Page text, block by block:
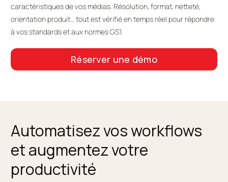
caractéristiques de vos médias. Résolution, format, netteté,
orientation produit… tout est vérifié en temps réel pour répondre
à vos standards et aux normes GS1.
Réserver une démo
Automatisez vos workflows
et augmentez votre
productivité